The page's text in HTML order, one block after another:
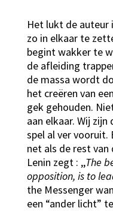
Het lukt de auteur
zo in elkaar te
begint wakker te
de afleiding
de massa wordt
het creëren van
gek gehouden.
aan elkaar. Wij
spel al ver vooruit.
net als de rest
Lenin zegt : ,,The
opposition, is to
the Messenger
een “ander licht”